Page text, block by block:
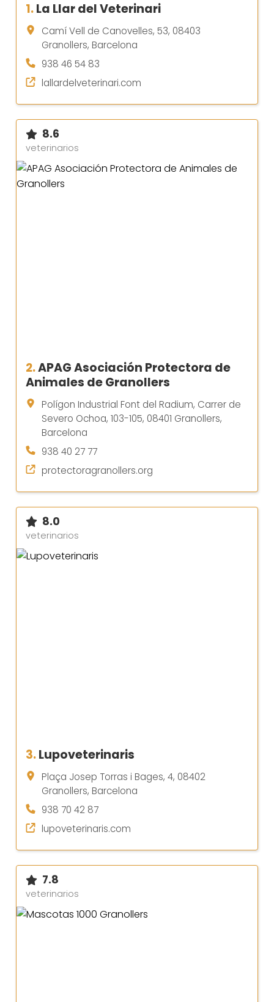
1.La Llar del Veterinari
Camí Vell de Canovelles, 53, 08403
Granollers, Barcelona
938 46 54 83
lallardelveterinari.com
8.6
veterinarios
2.APAG Asociación Protectora de
Animales de Granollers
Polígon Industrial Font del Radium, Carrer de
Severo Ochoa, 103-105, 08401 Granollers,
Barcelona
938 40 27 77
protectoragranollers.org
8.0
veterinarios
3.Lupoveterinaris
Plaça Josep Torras i Bages, 4, 08402
Granollers, Barcelona
938 70 42 87
lupoveterinaris.com
7.8
veterinarios